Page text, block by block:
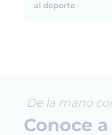
al deporte
De la mano
Conoce